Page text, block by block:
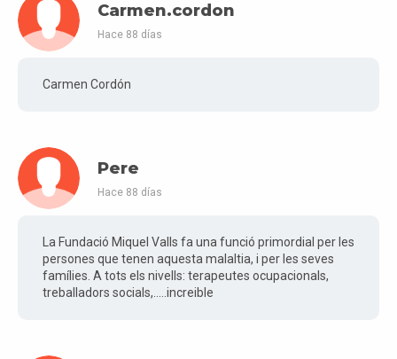
Carmen.cordon
Hace 88 días
Carmen Cordón
Pere
Hace 88 días
La Fundació Miquel Valls fa una funció primordial per les
persones que tenen aquesta malaltia, i per les seves
famílies. A tots els nivells: terapeutes ocupacionals,
treballadors socials,.....increible